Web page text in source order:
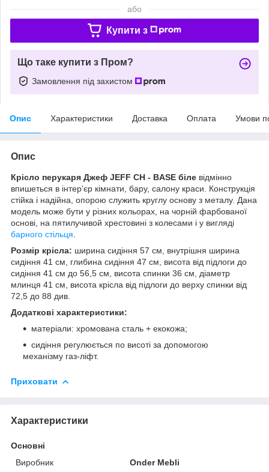
або
Купити з
Що таке купити з Пром?
Замовлення під захистом
Опис Характеристики Доставка Оплата Умови
Опис
Крісло перукаря Джеф JEFF CH - BASE біле відмінно
впишеться в інтер'єр кімнати, бару, салону краси. Конструкція
стійка і надійна, опорою служить круглу основу з металу. Дана
модель може бути у різних кольорах, на чорній фарбованої
основі, на пятилучивой хрестовині з колесами і у вигляді
барного стільця
Розмір крісла: ширина сидіння 57 см, внутрішня ширина
сидіння 41 см, глибина сидіння 47 см, висота від підлоги до
сидіння 41 см до 56,5 см, висота спинки 36 см, діаметр
млинця 41 см, висота крісла від підлоги до верху спинки від
72,5 до 88 див.
Додаткові характеристики:
матеріали: хромована сталь + екокожа;
сидіння регулюється по висоті за допомогою
механізму газ-ліфт.
Приховати
Характеристики
Основні
Виробник
Onder Mebli